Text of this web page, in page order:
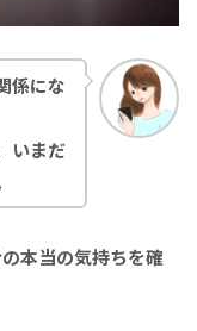
係にな
いまだ
本当の気持ちを確